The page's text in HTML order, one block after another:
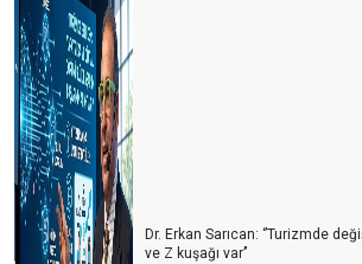
Dr. Erkan Sarıcan: ‘’Turizmde
ve Z kuşağı var’’